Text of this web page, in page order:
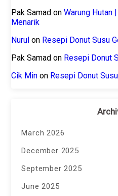
Pak Samad onWarung Hutan
Menarik
Nurul on Resepi Donut Susu
Pak Samad on Resepi Donut
Cik Min on Resepi Donut
March 2026
December 2025
September 2025
June 2025